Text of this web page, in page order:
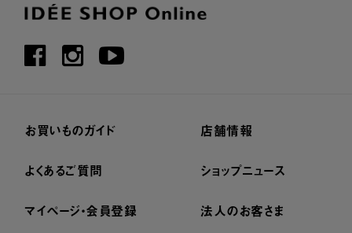
お買いものガイド
よくあるご質問
マイページ・会員登録
店舗情報
ショップニュース
法人のお客さま